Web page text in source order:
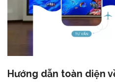
Hướng dẫn toàn diện